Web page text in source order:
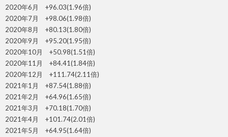
2020年6月 +96.03(1.96倍)
2020年7月 +98.06(1.98倍)
2020年8月 +80.13(1.80倍)
2020年9月 +95.20(1.95倍)
2020年10月 +50.98(1.51倍)
2020年11月 +84.41(1.84倍)
2020年12月 +111.74(2.11倍)
2021年1月 +87.54(1.88倍)
2021年2月 +64.96(1.65倍)
2021年3月 +70.18(1.70倍)
2021年4月 +101.74(2.01倍)
2021年5月 +64.95(1.64倍)